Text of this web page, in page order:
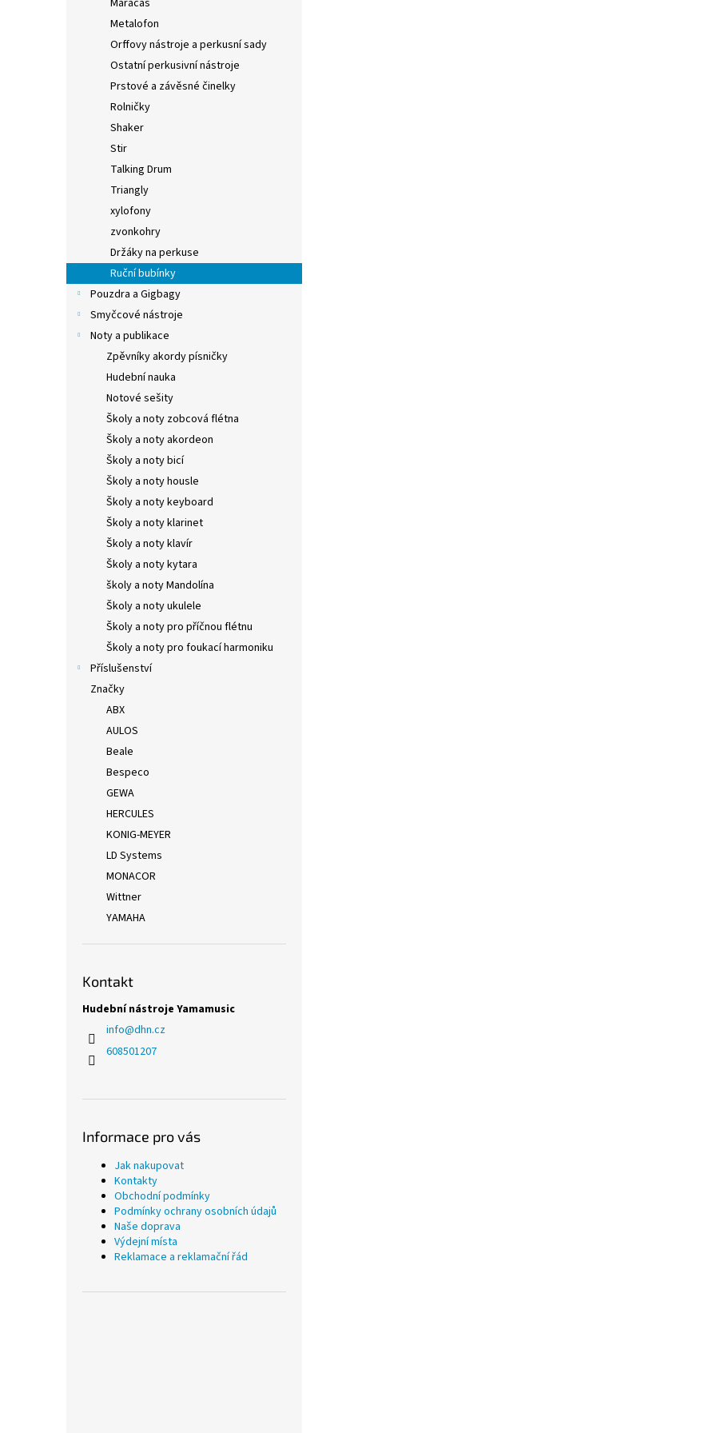
Maracas
Metalofon
Orffovy nástroje a perkusní sady
Ostatní perkusivní nástroje
Prstové a závěsné činelky
Rolničky
Shaker
Stir
Talking Drum
Triangly
xylofony
zvonkohry
Držáky na perkuse
Ruční bubínky
Pouzdra a Gigbagy
Smyčcové nástroje
Noty a publikace
Zpěvníky akordy písničky
Hudební nauka
Notové sešity
Školy a noty zobcová flétna
Školy a noty akordeon
Školy a noty bicí
Školy a noty housle
Školy a noty keyboard
Školy a noty klarinet
Školy a noty klavír
Školy a noty kytara
školy a noty Mandolína
Školy a noty ukulele
Školy a noty pro příčnou flétnu
Školy a noty pro foukací harmoniku
Příslušenství
Značky
ABX
AULOS
Beale
Bespeco
GEWA
HERCULES
KONIG-MEYER
LD Systems
MONACOR
Wittner
YAMAHA
Kontakt
Hudební nástroje Yamamusic
info@dhn.cz
608501207
Informace pro vás
Jak nakupovat
Kontakty
Obchodní podmínky
Podmínky ochrany osobních údajů
Naše doprava
Výdejní místa
Reklamace a reklamační řád